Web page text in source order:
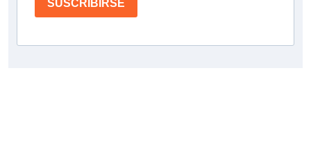
SUSCRIBIRSE